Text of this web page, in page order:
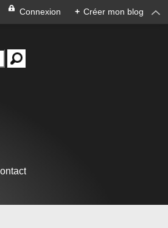
Connexion + Créer mon blog